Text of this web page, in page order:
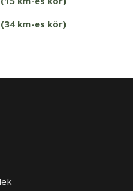
km-es kör)